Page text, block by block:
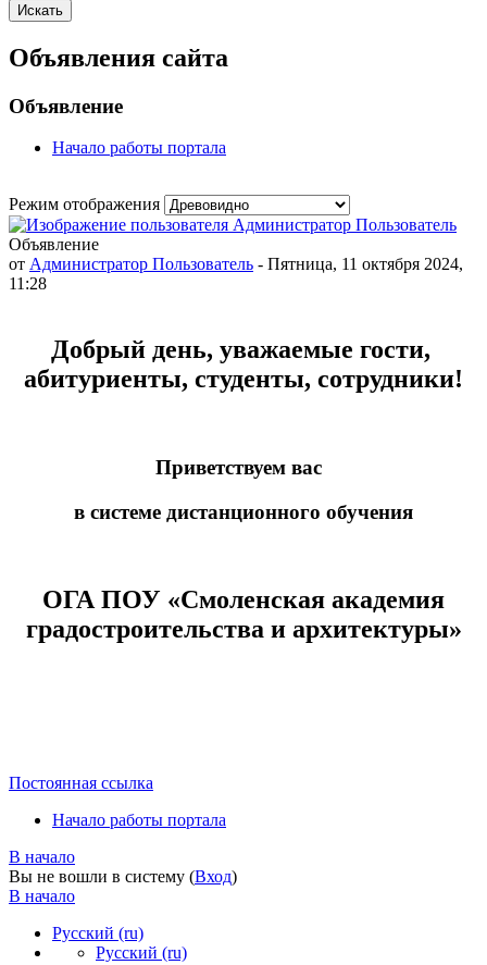
Искать
Объявления сайта
Объявление
Начало работы портала
Режим отображения
Объявление
от Администратор Пользователь - Пятница, 11 октября 2024,
11:28
Добрый день, уважаемые гости,
абитуриенты, студенты, сотрудники!
Приветствуем вас
в системе дистанционного обучения
ОГА ПОУ «Смоленская академия
градостроительства и архитектуры»
Постоянная ссылка
Начало работы портала
В начало
Вы не вошли в систему (Вход)
В начало
Русский ‎(ru)‎
Русский ‎(ru)‎